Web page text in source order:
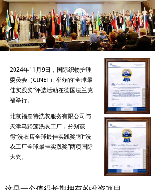
2024年11月9日，国际织物护理
委员会（CINET）举办的“全球最
佳实践奖”评选活动在德国法兰克
福举行。
北京福奈特洗衣服务有限公司与
天津马蹄莲洗衣工厂，分别获
得“洗衣店全球最佳实践奖”和“洗
衣工厂全球最佳实践奖”两项国际
大奖。